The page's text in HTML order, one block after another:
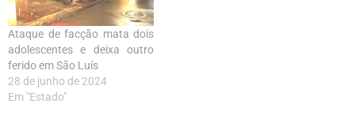
Ataque de facção mata dois
adolescentes e deixa outro
ferido em São Luís
28 de junho de 2024
Em "Estado"